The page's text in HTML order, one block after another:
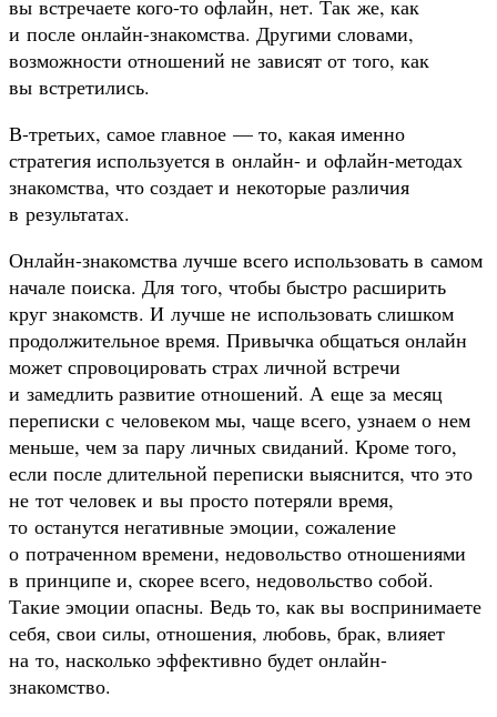
вы встречаете кого-то офлайн, нет. Так же, как
и после онлайн-знакомства. Другими словами,
возможности отношений не зависят от того, как
вы встретились.
В-третьих, самое главное — то, какая именно
стратегия используется в онлайн- и офлайн-методах
знакомства, что создает и некоторые различия
в результатах.
Онлайн-знакомства лучше всего использовать в самом
начале поиска. Для того, чтобы быстро расширить
круг знакомств. И лучше не использовать слишком
продолжительное время. Привычка общаться онлайн
может спровоцировать страх личной встречи
и замедлить развитие отношений. А еще за месяц
переписки с человеком мы, чаще всего, узнаем о нем
меньше, чем за пару личных свиданий. Кроме того,
если после длительной переписки выяснится, что это
не тот человек и вы просто потеряли время,
то останутся негативные эмоции, сожаление
о потраченном времени, недовольство отношениями
в принципе и, скорее всего, недовольство собой.
Такие эмоции опасны. Ведь то, как вы воспринимаете
себя, свои силы, отношения, любовь, брак, влияет
на то, насколько эффективно будет онлайн-
знакомство.